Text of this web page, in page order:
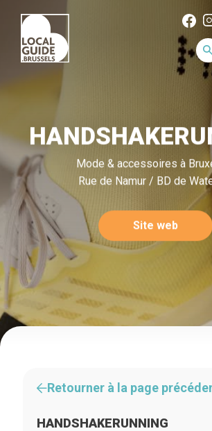
Mode & accessoires à
Rue de Namur / BD de
Site web
Retourner à la page
HANDSHAKERUNNING